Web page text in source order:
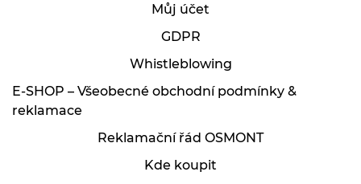
Můj účet
GDPR
Whistleblowing
E-SHOP – Všeobecné obchodní podmínky &
reklamace
Reklamační řád OSMONT
Kde koupit